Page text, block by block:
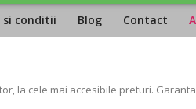
si conditii Blog Contact
la cele mai accesibile preturi.